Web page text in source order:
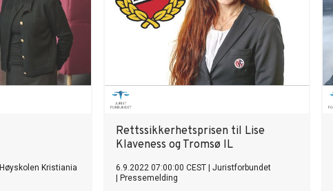
Høyskolen Kristiania
Rettssikkerhetsprisen til Lise
Klaveness og Tromsø IL
6.9.2022 07:00:00 CEST
Juristforbundet
Pressemelding